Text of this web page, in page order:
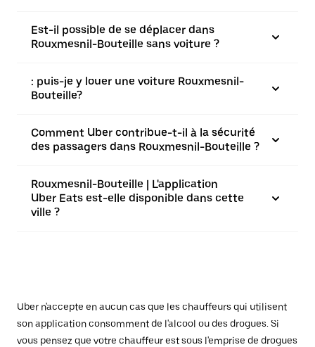
Est-il possible de se déplacer dans
Rouxmesnil-Bouteille sans voiture ?
: puis-je y louer une voiture Rouxmesnil-
Bouteille?
Comment Uber contribue-t-il à la sécurité
des passagers dans Rouxmesnil-Bouteille ?
Rouxmesnil-Bouteille | L'application
Uber Eats est-elle disponible dans cette
ville ?
Uber n'accepte en aucun cas que les chauffeurs qui utilisent
son application consomment de l'alcool ou des drogues. Si
vous pensez que votre chauffeur est sous l'emprise de drogues